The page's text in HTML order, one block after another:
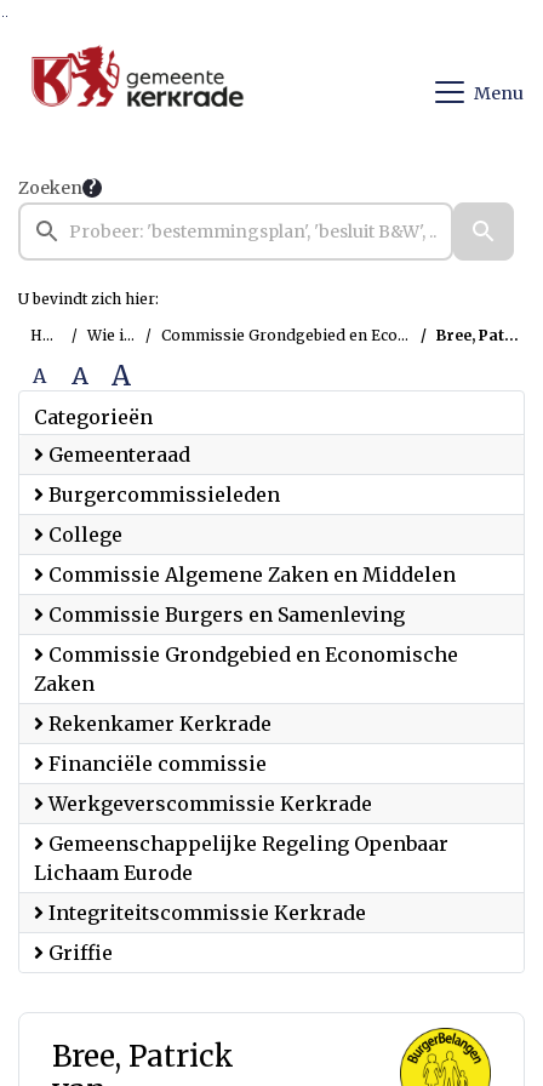
Menu
Zoeken
U bevindt zich hier:
Home
Wie is wie Commissie Grondgebied en Economische Zaken Bree, Patrick van
A A A
Categorieën
Gemeenteraad
Burgercommissieleden
College
Commissie Algemene Zaken en Middelen
Commissie Burgers en Samenleving
Commissie Grondgebied en Economische
Zaken
Rekenkamer Kerkrade
Financiële commissie
Werkgeverscommissie Kerkrade
Gemeenschappelijke Regeling Openbaar
Lichaam Eurode
Integriteitscommissie Kerkrade
Griffie
Bree, Patrick